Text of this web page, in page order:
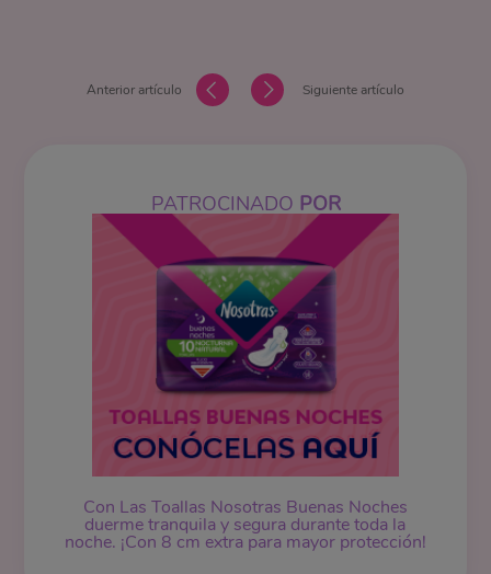
Anterior artículo Siguiente artículo
PATROCINADO POR
Con Las Toallas Nosotras Buenas Noches
duerme tranquila y segura durante toda la
noche. ¡Con 8 cm extra para mayor protección!